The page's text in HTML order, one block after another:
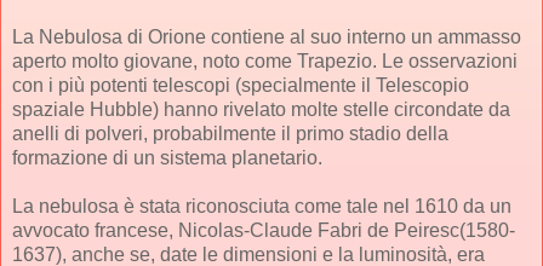
La Nebulosa di Orione contiene al suo interno un ammasso
aperto molto giovane, noto come Trapezio. Le osservazioni
con i più potenti telescopi (specialmente il Telescopio
spaziale Hubble) hanno rivelato molte stelle circondate da
anelli di polveri, probabilmente il primo stadio della
formazione di un sistema planetario.
La nebulosa è stata riconosciuta come tale nel 1610 da un
avvocato francese, Nicolas-Claude Fabri de Peiresc(1580-
1637), anche se, date le dimensioni e la luminosità, era